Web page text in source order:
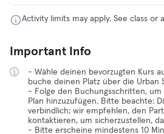
Activity limits may apply. See class or
Important Info
- Wähle deinen bevorzugten Kurs
buche deinen Platz über die Urban
- Folge den Buchungsschritten, um
Plan hinzuzufügen. Bitte beachte:
verbindlich; wir empfehlen, den
kontaktieren, um sicherzustellen,
- Bitte erscheine mindestens 10